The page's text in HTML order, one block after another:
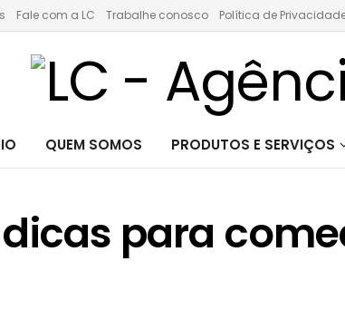
Fale com a LC Trabalhe conosco Política de
QUEM SOMOS PRODUTOS E SERVIÇOS
para